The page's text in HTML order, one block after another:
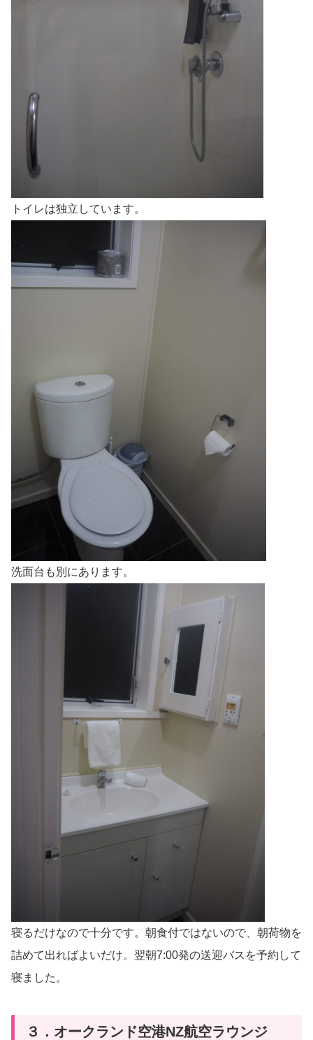
トイレは独立しています。
洗面台も別にあります。
寝るだけなので十分です。朝食付ではないので、朝荷物を
詰めて出ればよいだけ。翌朝7:00発の送迎バスを予約して
寝ました。
３．オークランド空港NZ航空ラウンジ